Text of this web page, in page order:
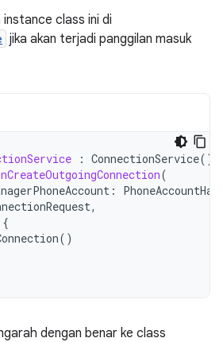
class ini di
jika akan terjadi panggilan masuk
: ConnectionService()
(
:
,
{
()
dengan benar ke class